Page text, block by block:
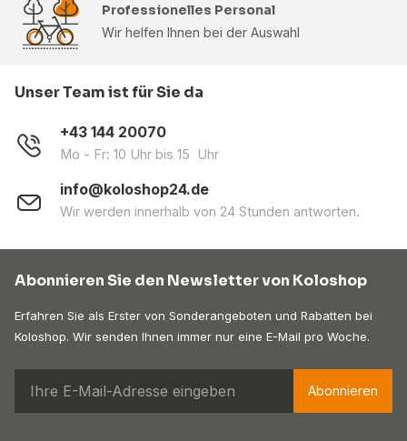
Professionelles Personal
Wir helfen Ihnen bei der Auswahl
Unser Team ist für Sie da
+43 144 20070
Mo - Fr: 10 Uhr bis 15 Uhr
info@koloshop24.de
Wir werden innerhalb von 24 Stunden antworten.
Abonnieren Sie den Newsletter von Koloshop
Erfahren Sie als Erster von Sonderangeboten und Rabatten bei
Koloshop. Wir senden Ihnen immer nur eine E-Mail pro Woche.
Abonnieren